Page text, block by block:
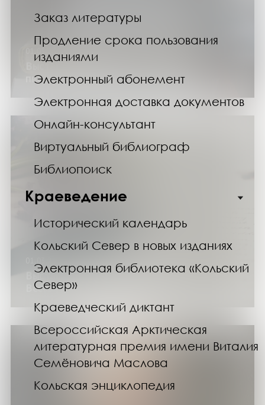
Заказ литературы
Продление срока пользования
изданиями
Электронный абонемент
Электронная доставка документов
Онлайн-консультант
Виртуальный библиограф
Библиопоиск
Краеведение
Исторический календарь
Кольский Север в новых изданиях
Электронная библиотека «Кольский
Север»
Краеведческий диктант
Всероссийская Арктическая
литературная премия имени Виталия
Семёновича Маслова
Кольская энциклопедия
Выставка «Классики на все времена:
писатели-юбиляры»
Выставка «Поэзии летящее перо» к
Всемирному дню поэзии